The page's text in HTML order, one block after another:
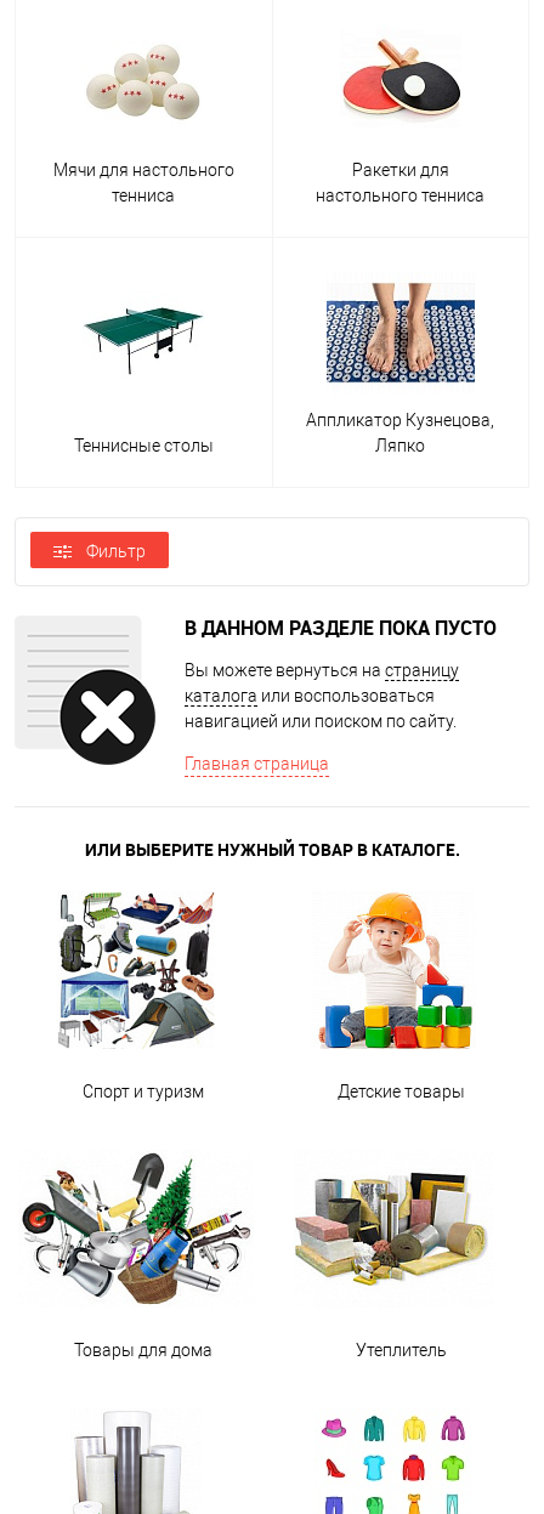
Мячи для настольного
тенниса
Ракетки для
настольного тенниса
Теннисные столы
Аппликатор Кузнецова,
Ляпко
Фильтр
В ДАННОМ РАЗДЕЛЕ ПОКА ПУСТО
Вы можете вернуться на страницу
каталога или воспользоваться
навигацией или поиском по сайту.
Главная страница
ИЛИ ВЫБЕРИТЕ НУЖНЫЙ ТОВАР В КАТАЛОГЕ.
Спорт и туризм Детские товары
Товары для дома Утеплитель